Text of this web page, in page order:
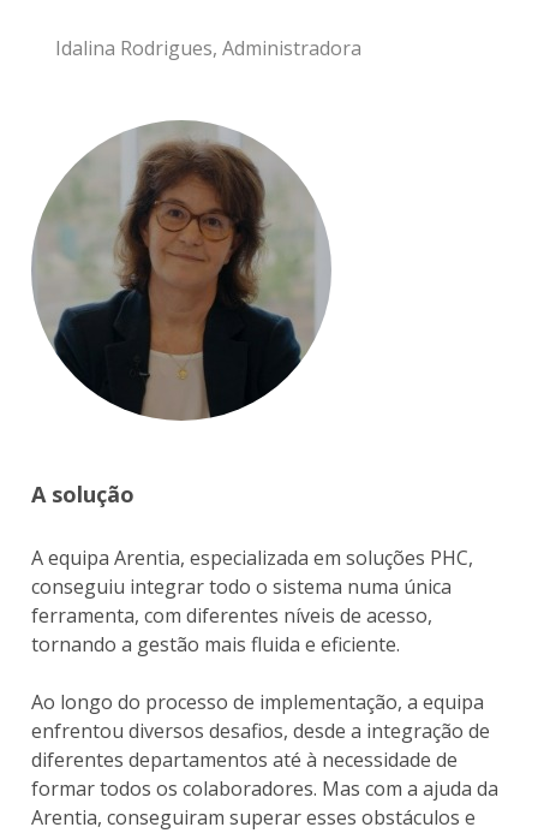
Idalina Rodrigues, Administradora
A solução
A equipa Arentia, especializada em soluções PHC,
conseguiu integrar todo o sistema numa única
ferramenta, com diferentes níveis de acesso,
tornando a gestão mais fluida e eficiente.
Ao longo do processo de implementação, a equipa
enfrentou diversos desafios, desde a integração de
diferentes departamentos até à necessidade de
formar todos os colaboradores. Mas com a ajuda da
Arentia, conseguiram superar esses obstáculos e